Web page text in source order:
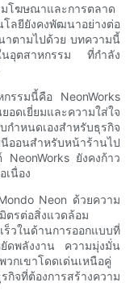
โฆษณาและการตลาด
ลยียังคงพัฒนาอย่างต่อ
าตามไปด้วย บทความนี้
นอุตสาหกรรม ที่กำลัง
รรมนี้คือ NeonWorks
ดเยี่ยมและความใส่ใจ
กำหนดเองสำหรับธุรกิจ
อนสำหรับหน้าร้านไป
NeonWorks ยังคงก้าว
เนื่อง
Neon ด้วยความ
ตรต่อสิ่งแวดล้อม
วในด้านการออกแบบที่
ดพลังงาน ความมุ่งมั่น
กเขาโดดเด่นเหนือคู่
จที่ต้องการสร้างความ